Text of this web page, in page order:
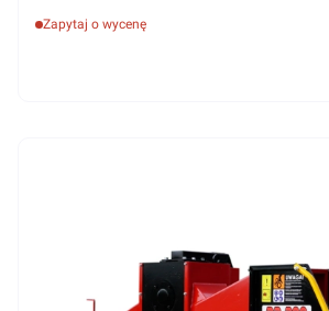
Zapytaj o wycenę